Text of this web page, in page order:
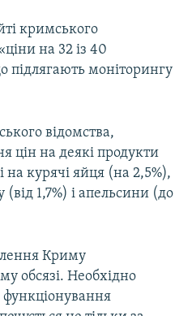
кримського
на 32 із 40
підлягають моніторингу
відомства,
цін на деякі продукти
на курячі яйця (на 2,5%),
1,7%) і апельсини (до
Криму
обсязі. Необхідно
функціонування